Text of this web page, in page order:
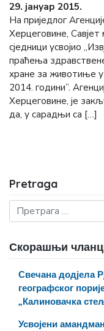
29. јануар 2015.
На приједлог
Херцеговине, Савјет
сједници усвојио
праћења
хране за животиње
2014. години”.
Херцеговине, је
да, у сарадњи сa […]
Pretraga
Скорашњи
Свечана додјела
географског
„Калиновачка
Усвојени